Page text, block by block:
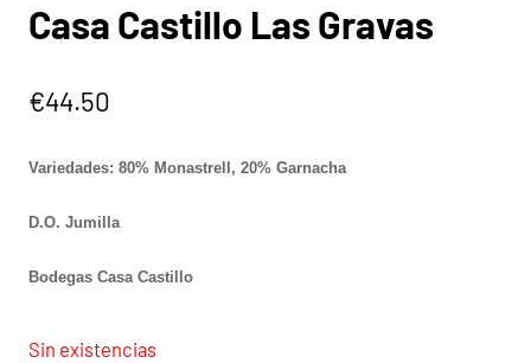
Casa Castillo Las Gravas
€44.50
Variedades: 80% Monastrell, 20% Garnacha
D.O. Jumilla
Bodegas Casa Castillo
Sin existencias